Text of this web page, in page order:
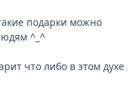
подарки можно
^_^
что либо в этом духе